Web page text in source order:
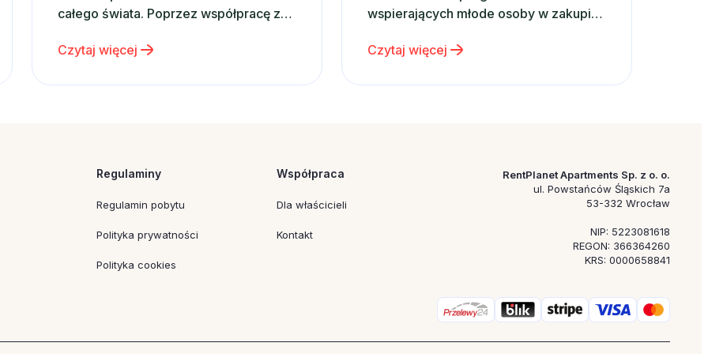
całego świata. Poprzez współpracę z
organizacjami, firmami i instytucjami
stając się katalizatorem globalnych
prowadzi…
Czytaj więcej
wspierających młode osoby w zakupie
wpływ na rynkowe tendencje, z opinii
powinna mieć miejsca. Zgodnie z
Czytaj więcej
Regulaminy
Regulamin pobytu
Polityka prywatności
Polityka cookies
Współpraca
Dla właścicieli
Kontakt
RentPlanet Apartments Sp. z o. o.
ul. Powstańców Śląskich 7a
53-332 Wrocław
NIP: 5223081618
REGON: 366364260
KRS: 0000658841